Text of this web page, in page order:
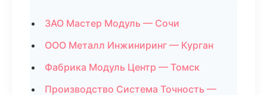
ЗАО Мастер Модуль — Сочи
ООО Металл Инжиниринг — Курган
Фабрика Модуль Центр — Томск
Производство Система Точность —